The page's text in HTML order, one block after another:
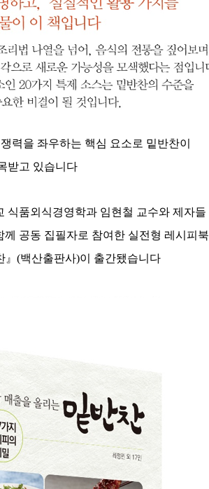
력을 좌우하는 핵심 요소로 밑반찬이
받고 있습니다
식품외식경영학과 임현철 교수와 제자들
공동 집필자로 참여한 실전형 레시피북
』(백산출판사)이 출간됐습니다